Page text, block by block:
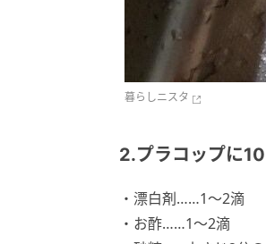
暮らしニスタ
2.プラコップに
・漂白剤……1～2滴
・お酢……1～2滴